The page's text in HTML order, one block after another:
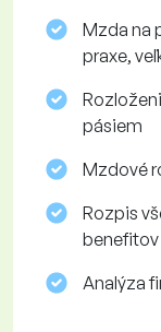
Mzda na
praxe,
pásiem
Mzdové
Rozpis
benefitov
Analýza